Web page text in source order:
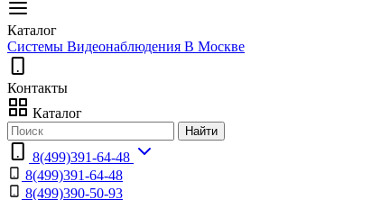
Каталог
Системы Видеонаблюдения В Москве
Контакты
Каталог
Найти
8(499)391-64-48
8(499)391-64-48
8(499)390-50-93